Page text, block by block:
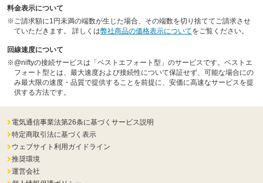
料金表示について
※ご請求額に1円未満の端数が生じた場合、その端数を切り捨ててご請求させ
ていただきます。 詳しくは弊社商品の価格表示についてをご覧ください。
回線速度について
※@niftyの接続サービスは「ベストエフォート型」のサービスです。ベストエ
フォート型とは、最大速度および接続性について保証せず、可能な場合にの
み最大限の速度・品質で提供することを前提に、安価に高速なサービスを提
供する方法です。
電気通信事業法第26条に基づくサービス説明
特定商取引法に基づく表示
ウェブサイト利用ガイドライン
推奨環境
運営会社